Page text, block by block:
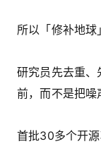
所以「修补地
研究员先去重
前，而不是把噪
首批30多个开